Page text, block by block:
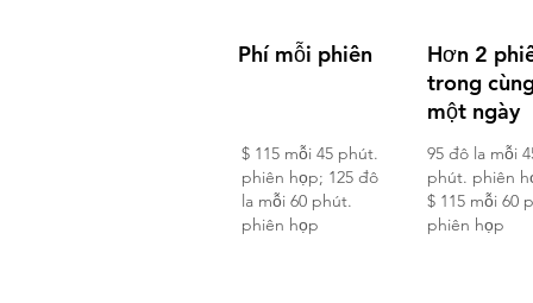
Phí mỗi phiên
$ 115 mỗi 45 phút.
phiên họp; 125 đô
la mỗi 60 phút.
phiên họp
Hơn 2
trong
một ngày
95 đô la mỗi
phút. phiên
$ 115 mỗi 60
phiên họp